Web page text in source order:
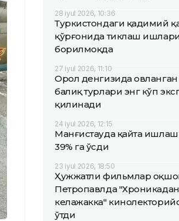
28 iyul 2026, 10:36
Туркистондаги қадимий
қўрғонида тиклаш
борилмоқда
27 iyul 2026, 11:10
Орол денгизида
балиқ турлари энг кўп
қилинади
24 iyul 2026, 12:15
Манғистауда қайта ишлаш
39% га ўсди
23 iyul 2026, 18:50
Ҳужжатли фильмлар
Петропавлда "Хроникадан
келажакка"
ўтди